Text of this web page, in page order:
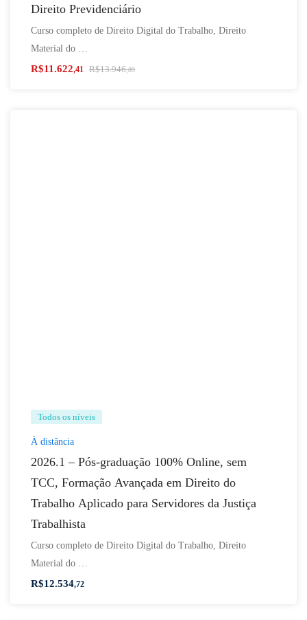
Direito Previdenciário
Curso completo de Direito Digital do Trabalho, Direito
Material do …
R$11.622,41 R$13.946,89
Todos os níveis
À distância
2026.1 – Pós-graduação 100% Online, sem
TCC, Formação Avançada em Direito do
Trabalho Aplicado para Servidores da Justiça
Trabalhista
Curso completo de Direito Digital do Trabalho, Direito
Material do …
R$12.534,72